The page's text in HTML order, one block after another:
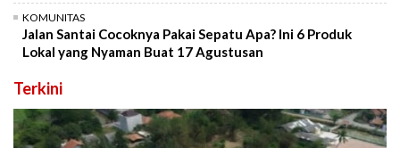
KOMUNITAS
Jalan Santai Cocoknya Pakai Sepatu Apa? Ini 6 Produk
Lokal yang Nyaman Buat 17 Agustusan
Terkini